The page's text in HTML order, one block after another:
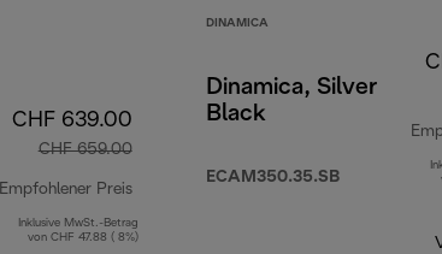
CHF 639.00
CHF 659.00
Empfohlener Preis
Originalpreis CHF 659.00
Inklusive MwSt.-Betrag
von CHF 47.88 ( 8%)
DINAMICA
Dinamica, Silver
Black
ECAM350.35.SB